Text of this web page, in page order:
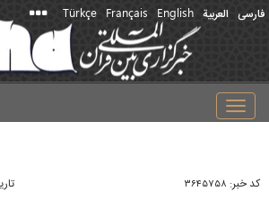
فارسی العربیة English
Français
Türkçe
Toggle
navigation
کد خبر: ۳۶۴۵۷۵۸